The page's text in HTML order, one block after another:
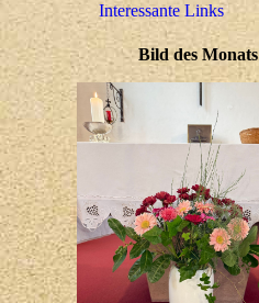
Interessante Links
Bild des Monats